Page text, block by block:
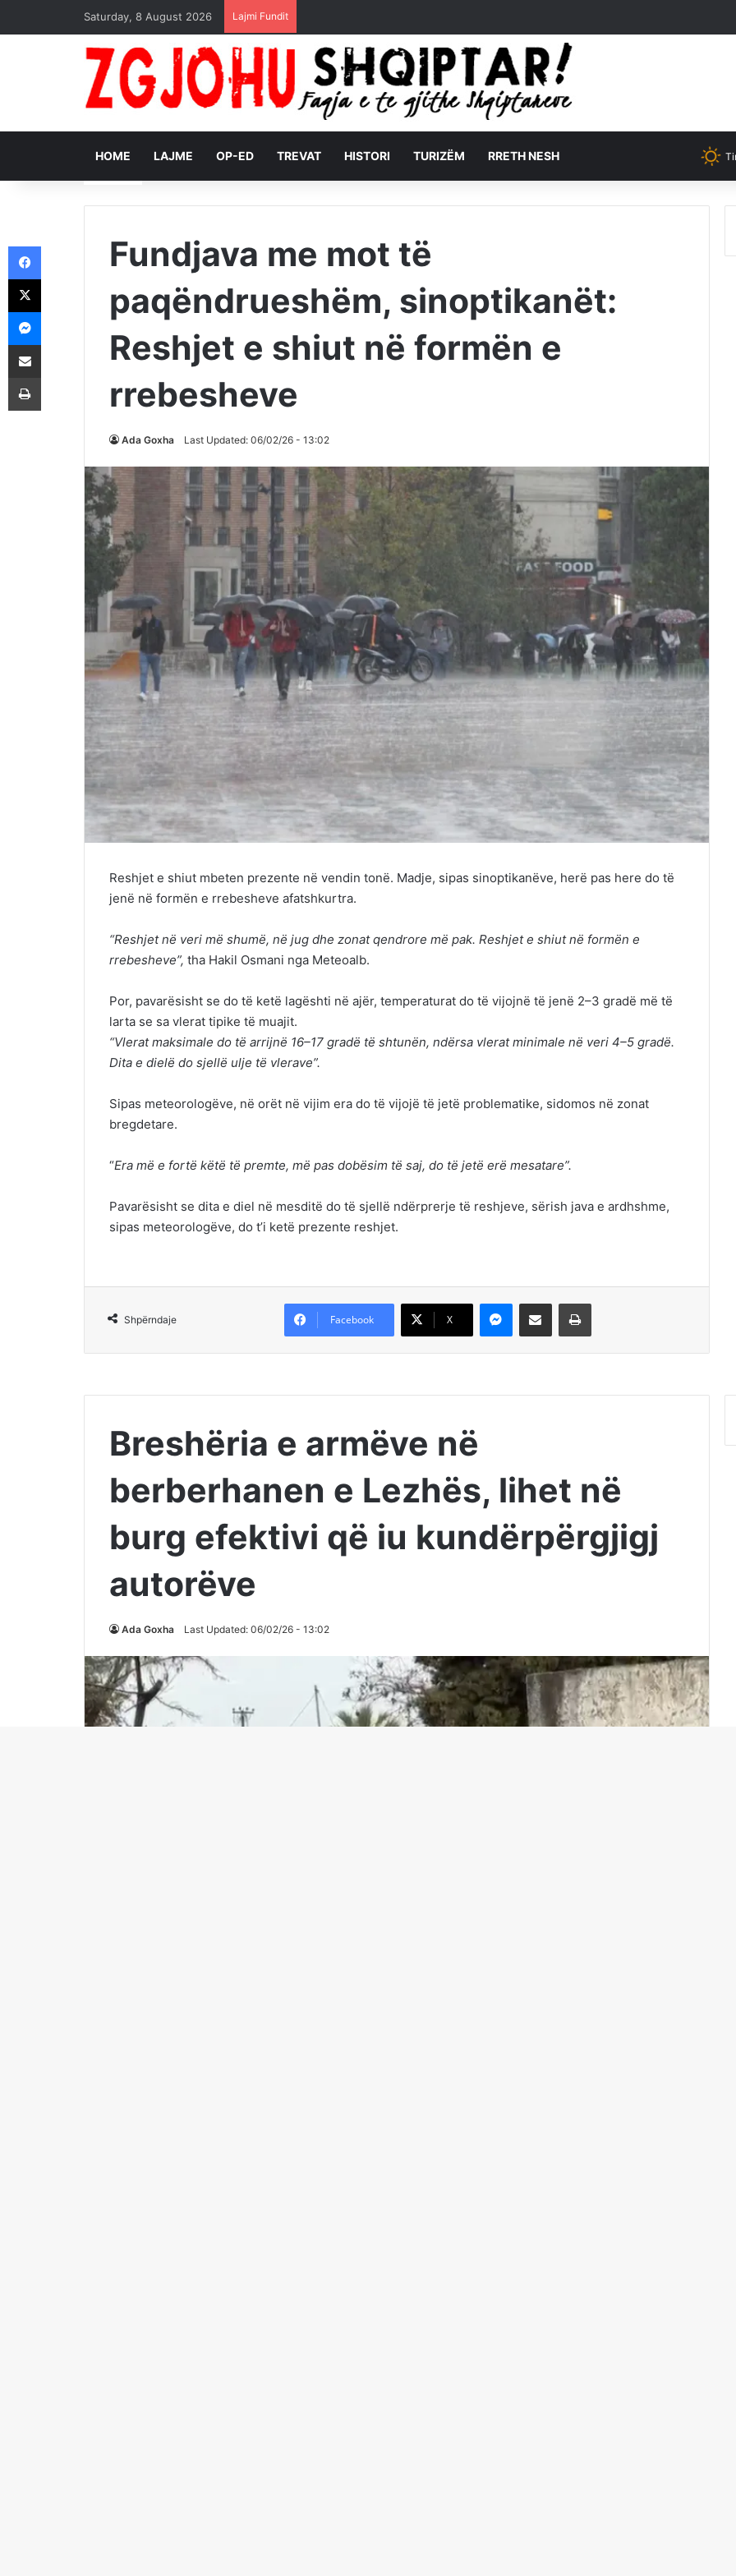
Saturday, 8 August 2026 Lajmi Fundit
HOME LAJME OP-ED TREVAT HISTORI TURIZËM RRETH NESH
Fundjava me mot të
paqëndrueshëm, sinoptikanët:
Reshjet e shiut në formën e
rrebesheve
Ada Goxha Last Updated: 06/02/26 - 13:02
Reshjet e shiut mbeten prezente në vendin tonë. Madje, sipas sinoptikanëve, herë pas here do të
jenë në formën e rrebesheve afatshkurtra.
“Reshjet në veri më shumë, në jug dhe zonat qendrore më pak. Reshjet e shiut në formën e
rrebesheve”, tha Hakil Osmani nga Meteoalb.
Por, pavarësisht se do të ketë lagështi në ajër, temperaturat do të vijojnë të jenë 2–3 gradë më të
larta se sa vlerat tipike të muajit.
“Vlerat maksimale do të arrijnë 16–17 gradë të shtunën, ndërsa vlerat minimale në veri 4–5 gradë.
Dita e dielë do sjellë ulje të vlerave”.
Sipas meteorologëve, në orët në vijim era do të vijojë të jetë problematike, sidomos në zonat
bregdetare.
“Era më e fortë këtë të premte, më pas dobësim të saj, do të jetë erë mesatare”.
Pavarësisht se dita e diel në mesditë do të sjellë ndërprerje të reshjeve, sërish java e ardhshme,
sipas meteorologëve, do t’i ketë prezente reshjet.
Shpërndaje Facebook X
Messenger Shpërndajeni me anë të postës elektronike Printoje